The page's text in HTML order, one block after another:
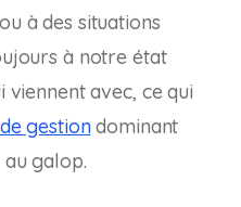
à des situations
à notre état
avec, ce qui
gestiondominant
galop.